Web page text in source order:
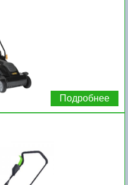
Подробнее